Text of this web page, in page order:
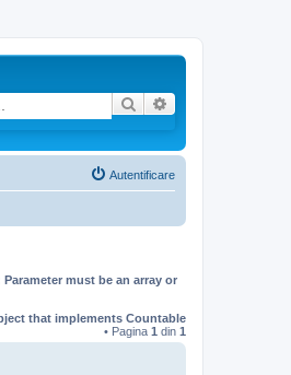
Căutare
Autentificare
must be an array or
that implements Countable
• Pagina 1 din 1